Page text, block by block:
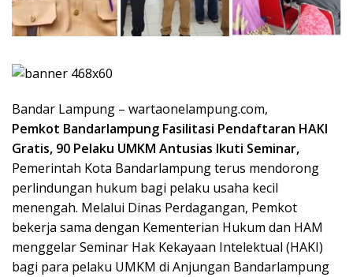
Bandar Lampung – wartaonelampung.com,
Pemkot Bandarlampung Fasilitasi Pendaftaran HAKI
Gratis, 90 Pelaku UMKM Antusias Ikuti Seminar,
Pemerintah Kota Bandarlampung terus mendorong
perlindungan hukum bagi pelaku usaha kecil
menengah. Melalui Dinas Perdagangan, Pemkot
bekerja sama dengan Kementerian Hukum dan HAM
menggelar Seminar Hak Kekayaan Intelektual (HAKI)
bagi para pelaku UMKM di Anjungan Bandarlampung